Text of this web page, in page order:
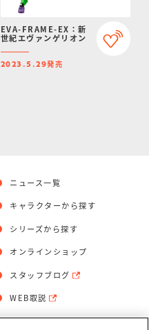
EVA-FRAME-EX：新
世紀エヴァンゲリオン
2023.5.29発売
ニュース一覧
キャラクターから探す
シリーズから探す
オンラインショップ
スタッフブログ
WEB取説